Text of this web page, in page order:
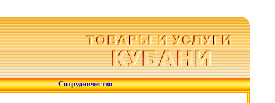
Сотрудничество